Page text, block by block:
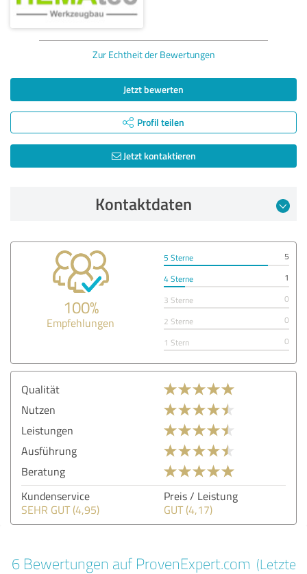
Zur Echtheit der Bewertungen
Jetzt bewerten
Profil teilen
Jetzt kontaktieren
Kontaktdaten
100%
Empfehlungen
5 Sterne
5
4 Sterne
1
3 Sterne
0
2 Sterne
0
1 Stern
0
Qualität
Nutzen
Leistungen
Ausführung
Beratung
Kundenservice
SEHR GUT (4,95)
Preis / Leistung
GUT (4,17)
6 Bewertungen auf ProvenExpert.com (Letzte